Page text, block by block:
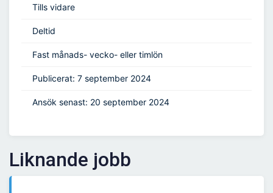
Tills vidare
Deltid
Fast månads- vecko- eller timlön
Publicerat: 7 september 2024
Ansök senast: 20 september 2024
Liknande jobb